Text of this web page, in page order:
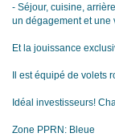
- Séjour, cuisine,
un dégagement et une
Et la jouissance
Il est équipé de volets
Idéal investisseurs!
Zone PPRN: Bleue